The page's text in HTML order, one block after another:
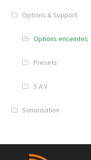
Options & Support
Options enceintes
Presets
S.A.V
Sonorisation